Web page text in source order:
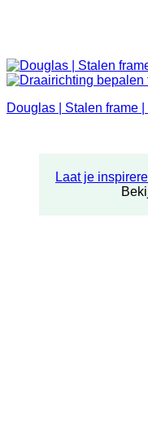
Laat je
Douglas | Stalen frame |